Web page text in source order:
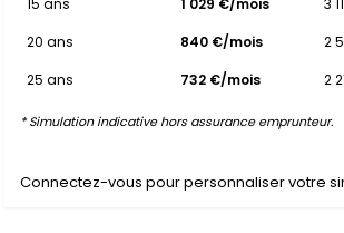
15 ans 1 029 €/mois
3
20 ans
840 €/mois
2
25 ans
732 €/mois 2
* Simulation indicative hors assurance emprunteur.
Connectez-vous pour personnaliser votre